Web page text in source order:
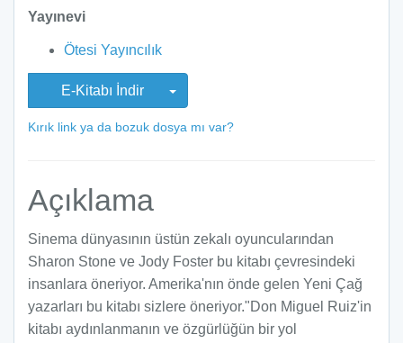
Yayınevi
Ötesi Yayıncılık
E-Kitabı İndir
Kırık link ya da bozuk dosya mı var?
Açıklama
Sinema dünyasının üstün zekalı oyuncularından
Sharon Stone ve Jody Foster bu kitabı çevresindeki
insanlara öneriyor. Amerika'nın önde gelen Yeni Çağ
yazarları bu kitabı sizlere öneriyor."Don Miguel Ruiz'in
kitabı aydınlanmanın ve özgürlüğün bir yol